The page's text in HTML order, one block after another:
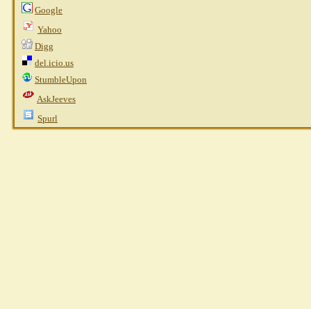
Google
Yahoo
Digg
del.icio.us
StumbleUpon
AskJeeves
Spurl